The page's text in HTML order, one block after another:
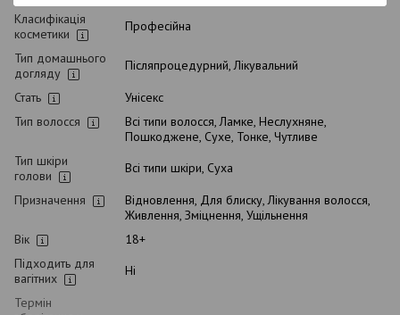
Класифікація
косметики
Професійна
Тип домашнього
догляду
Післяпроцедурний, Лікувальний
Стать
Унісекс
Тип волосся
Всі типи волосся, Ламке, Неслухняне,
Пошкоджене, Сухе, Тонке, Чутливе
Тип шкіри
голови
Всі типи шкіри, Суха
Призначення
Відновлення, Для блиску, Лікування волосся,
Живлення, Зміцнення, Ущільнення
Вік
18+
Підходить для
вагітних
Ні
Термін